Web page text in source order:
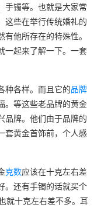
手镯等。也就是大家常
这些在举行传统婚礼的
他所存在的特殊性。
一起来了解一下。一套
种各样。而且它的品牌
。等这些老品牌的黄金
品牌。他们由于品牌的
套黄金首饰前，个人感
克数应该在十克左右差
。还有手镯的话就买个
就十克左右差不多。耳